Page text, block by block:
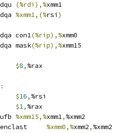
(%rdi),%xmm1
%xmm1,(%rsi )
	vmovdqa	con1
(%rip),%xmm0
	vmovdqa	mask
(%rip),%xmm15
$8, %rax
:
$16, %rsi
$1, %rax
%xmm15,%xmm1, %xmm2
%xmm0,%xmm2, %xmm2